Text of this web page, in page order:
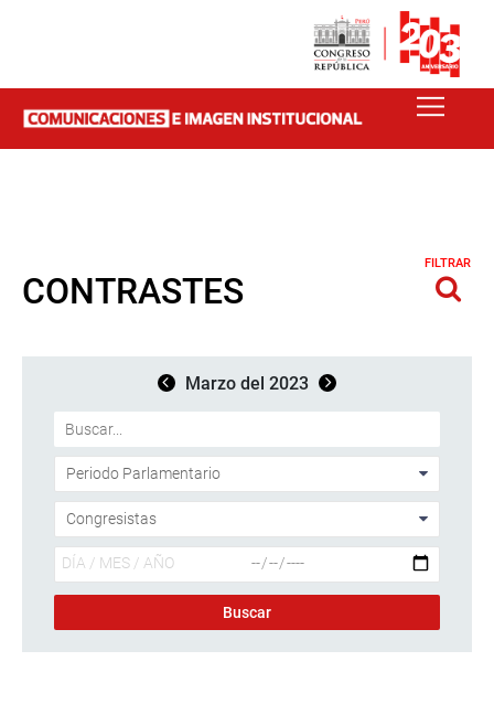
CONTRASTES
FILTRAR
Marzo del 2023